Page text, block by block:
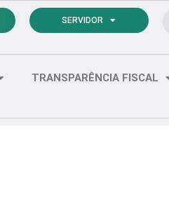
SERVIDOR
TRANSPARÊNCIA FISCAL